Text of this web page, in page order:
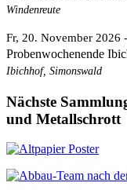
Windenreute
Fr, 20. November 2026
Probenwochenende
Ibichhof, Simonswald
Nächste
und Metallschrott